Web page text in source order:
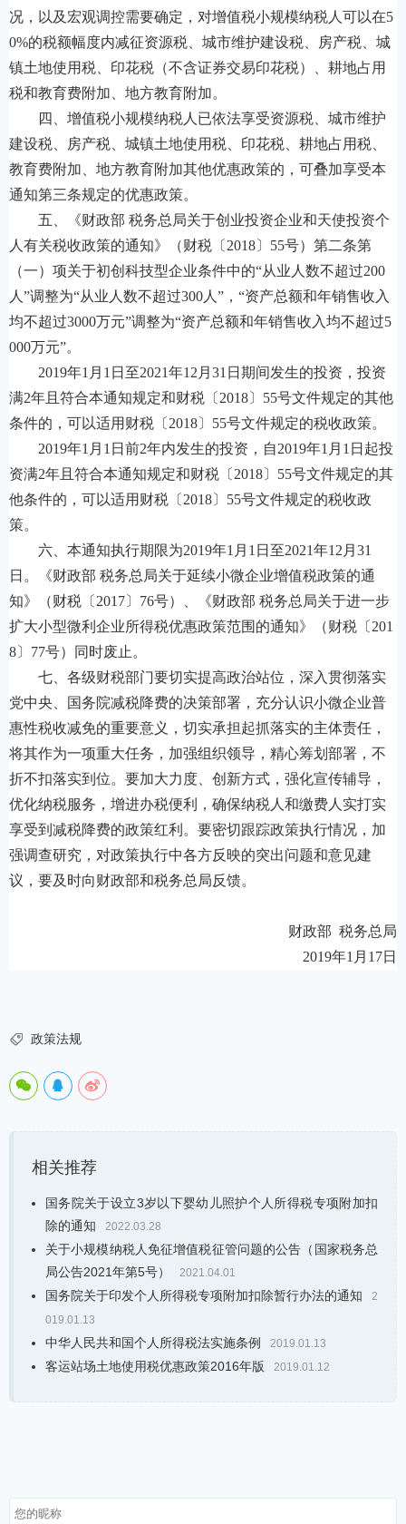
况，以及宏观调控需要确定，对增值税小规模纳税人可以在5
0%的税额幅度内减征资源税、城市维护建设税、房产税、城
镇土地使用税、印花税（不含证券交易印花税）、耕地占用
税和教育费附加、地方教育附加。
四、增值税小规模纳税人已依法享受资源税、城市维护
建设税、房产税、城镇土地使用税、印花税、耕地占用税、
教育费附加、地方教育附加其他优惠政策的，可叠加享受本
通知第三条规定的优惠政策。
五、《财政部 税务总局关于创业投资企业和天使投资个
人有关税收政策的通知》（财税〔2018〕55号）第二条第
（一）项关于初创科技型企业条件中的“从业人数不超过200
人”调整为“从业人数不超过300人”，“资产总额和年销售收入
均不超过3000万元”调整为“资产总额和年销售收入均不超过5
000万元”。
2019年1月1日至2021年12月31日期间发生的投资，投资
满2年且符合本通知规定和财税〔2018〕55号文件规定的其他
条件的，可以适用财税〔2018〕55号文件规定的税收政策。
2019年1月1日前2年内发生的投资，自2019年1月1日起投
资满2年且符合本通知规定和财税〔2018〕55号文件规定的其
他条件的，可以适用财税〔2018〕55号文件规定的税收政
策。
六、本通知执行期限为2019年1月1日至2021年12月31
日。《财政部 税务总局关于延续小微企业增值税政策的通
知》（财税〔2017〕76号）、《财政部 税务总局关于进一步
扩大小型微利企业所得税优惠政策范围的通知》（财税〔201
8〕77号）同时废止。
七、各级财税部门要切实提高政治站位，深入贯彻落实
党中央、国务院减税降费的决策部署，充分认识小微企业普
惠性税收减免的重要意义，切实承担起抓落实的主体责任，
将其作为一项重大任务，加强组织领导，精心筹划部署，不
折不扣落实到位。要加大力度、创新方式，强化宣传辅导，
优化纳税服务，增进办税便利，确保纳税人和缴费人实打实
享受到减税降费的政策红利。要密切跟踪政策执行情况，加
强调查研究，对政策执行中各方反映的突出问题和意见建
议，要及时向财政部和税务总局反馈。
财政部 税务总局
2019年1月17日
 政策法规
相关推荐
国务院关于设立3岁以下婴幼儿照护个人所得税专项附加扣
除的通知
2022.03.28
关于小规模纳税人免征增值税征管问题的公告（国家税务总
局公告2021年第5号）
2021.04.01
国务院关于印发个人所得税专项附加扣除暂行办法的通知
2
019.01.13
中华人民共和国个人所得税法实施条例 2019.01.13
客运站场土地使用税优惠政策2016年版 2019.01.12